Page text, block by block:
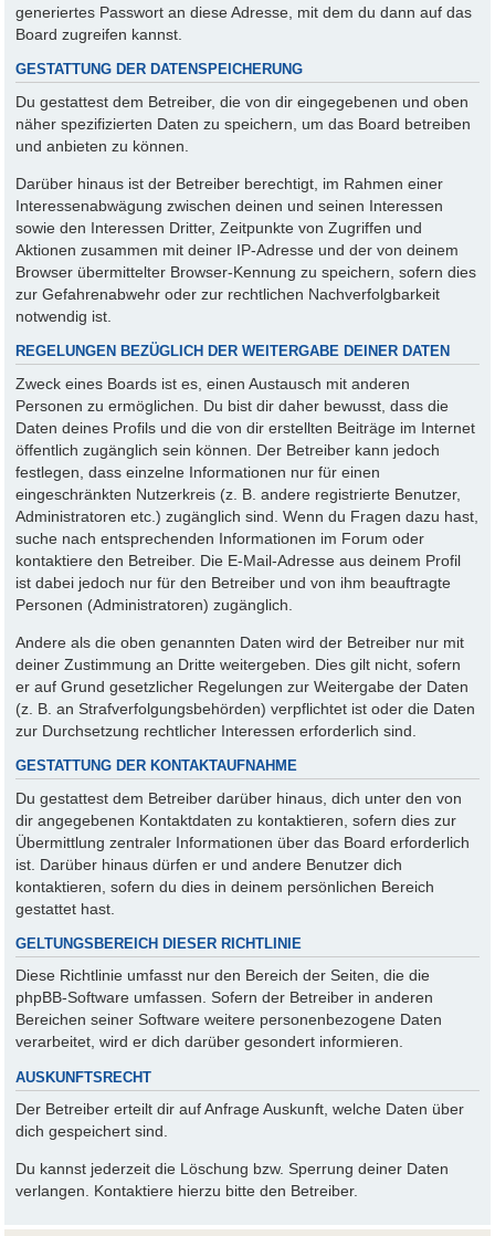
generiertes Passwort an diese Adresse, mit dem du dann auf das
Board zugreifen kannst.
GESTATTUNG DER DATENSPEICHERUNG
Du gestattest dem Betreiber, die von dir eingegebenen und oben
näher spezifizierten Daten zu speichern, um das Board betreiben
und anbieten zu können.
Darüber hinaus ist der Betreiber berechtigt, im Rahmen einer
Interessenabwägung zwischen deinen und seinen Interessen
sowie den Interessen Dritter, Zeitpunkte von Zugriffen und
Aktionen zusammen mit deiner IP-Adresse und der von deinem
Browser übermittelter Browser-Kennung zu speichern, sofern dies
zur Gefahrenabwehr oder zur rechtlichen Nachverfolgbarkeit
notwendig ist.
REGELUNGEN BEZÜGLICH DER WEITERGABE DEINER DATEN
Zweck eines Boards ist es, einen Austausch mit anderen
Personen zu ermöglichen. Du bist dir daher bewusst, dass die
Daten deines Profils und die von dir erstellten Beiträge im Internet
öffentlich zugänglich sein können. Der Betreiber kann jedoch
festlegen, dass einzelne Informationen nur für einen
eingeschränkten Nutzerkreis (z. B. andere registrierte Benutzer,
Administratoren etc.) zugänglich sind. Wenn du Fragen dazu hast,
suche nach entsprechenden Informationen im Forum oder
kontaktiere den Betreiber. Die E-Mail-Adresse aus deinem Profil
ist dabei jedoch nur für den Betreiber und von ihm beauftragte
Personen (Administratoren) zugänglich.
Andere als die oben genannten Daten wird der Betreiber nur mit
deiner Zustimmung an Dritte weitergeben. Dies gilt nicht, sofern
er auf Grund gesetzlicher Regelungen zur Weitergabe der Daten
(z. B. an Strafverfolgungsbehörden) verpflichtet ist oder die Daten
zur Durchsetzung rechtlicher Interessen erforderlich sind.
GESTATTUNG DER KONTAKTAUFNAHME
Du gestattest dem Betreiber darüber hinaus, dich unter den von
dir angegebenen Kontaktdaten zu kontaktieren, sofern dies zur
Übermittlung zentraler Informationen über das Board erforderlich
ist. Darüber hinaus dürfen er und andere Benutzer dich
kontaktieren, sofern du dies in deinem persönlichen Bereich
gestattet hast.
GELTUNGSBEREICH DIESER RICHTLINIE
Diese Richtlinie umfasst nur den Bereich der Seiten, die die
phpBB-Software umfassen. Sofern der Betreiber in anderen
Bereichen seiner Software weitere personenbezogene Daten
verarbeitet, wird er dich darüber gesondert informieren.
AUSKUNFTSRECHT
Der Betreiber erteilt dir auf Anfrage Auskunft, welche Daten über
dich gespeichert sind.
Du kannst jederzeit die Löschung bzw. Sperrung deiner Daten
verlangen. Kontaktiere hierzu bitte den Betreiber.